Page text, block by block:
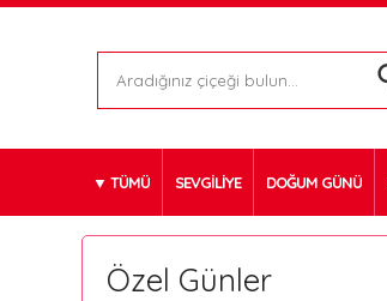
TÜMÜ SEVGİLİYE DOĞUM GÜNÜ
Özel Günler